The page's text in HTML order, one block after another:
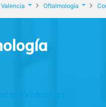
Valencia Oftalmología
(Valencia)